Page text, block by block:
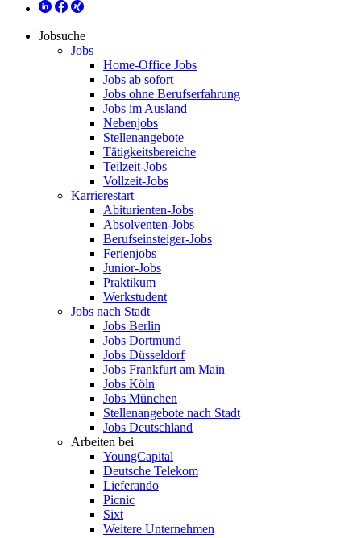
Jobsuche
Jobs
Home-Office Jobs
Jobs ab sofort
Jobs ohne Berufserfahrung
Jobs im Ausland
Nebenjobs
Stellenangebote
Tätigkeitsbereiche
Teilzeit-Jobs
Vollzeit-Jobs
Karrierestart
Abiturienten-Jobs
Absolventen-Jobs
Berufseinsteiger-Jobs
Ferienjobs
Junior-Jobs
Praktikum
Werkstudent
Jobs nach Stadt
Jobs Berlin
Jobs Dortmund
Jobs Düsseldorf
Jobs Frankfurt am Main
Jobs Köln
Jobs München
Stellenangebote nach Stadt
Jobs Deutschland
Arbeiten bei
YoungCapital
Deutsche Telekom
Lieferando
Picnic
Sixt
Weitere Unternehmen